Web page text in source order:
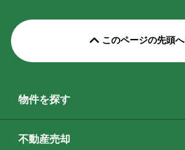
このページの先頭へ
物件を探す
不動産売却